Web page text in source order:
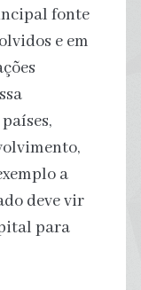
fonte
e em
a
deve vir
para